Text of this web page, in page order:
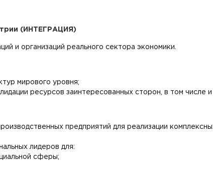
(ИНТЕГРАЦИЯ)
и организаций реального сектора экономики.
мирового уровня;
ресурсов заинтересованных сторон, в том числе и
предприятий для реализации
лидеров для:
сферы;